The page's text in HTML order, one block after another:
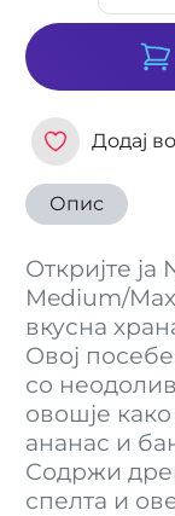
Додај
Опис
Откријте
Medium/
вкусна
Овој
со
овошје
ананас и
Содржи
спелта и